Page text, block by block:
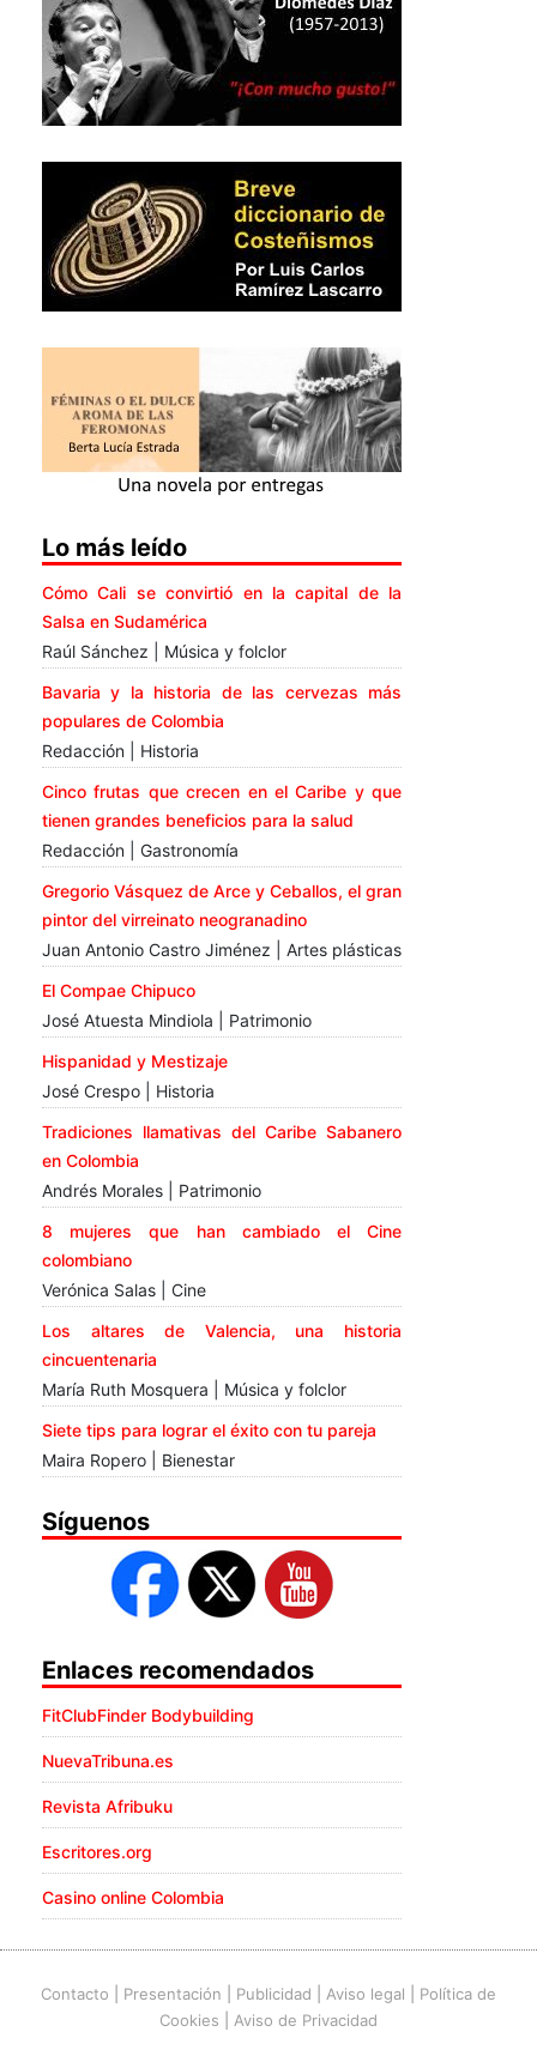
Lo más leído
Cómo Cali se convirtió en la capital de la
Salsa en Sudamérica
Raúl Sánchez | Música y folclor
Bavaria y la historia de las cervezas más
populares de Colombia
Redacción | Historia
Cinco frutas que crecen en el Caribe y que
tienen grandes beneficios para la salud
Redacción | Gastronomía
Gregorio Vásquez de Arce y Ceballos, el gran
pintor del virreinato neogranadino
Juan Antonio Castro Jiménez | Artes plásticas
El Compae Chipuco
José Atuesta Mindiola | Patrimonio
Hispanidad y Mestizaje
José Crespo | Historia
Tradiciones llamativas del Caribe Sabanero
en Colombia
Andrés Morales | Patrimonio
8 mujeres que han cambiado el Cine
colombiano
Verónica Salas | Cine
Los altares de Valencia, una historia
cincuentenaria
María Ruth Mosquera | Música y folclor
Siete tips para lograr el éxito con tu pareja
Maira Ropero | Bienestar
Síguenos
Enlaces recomendados
FitClubFinder Bodybuilding
NuevaTribuna.es
Revista Afribuku
Escritores.org
Casino online Colombia
Contacto Presentación Publicidad Aviso legal
Política de
Cookies
Aviso de Privacidad